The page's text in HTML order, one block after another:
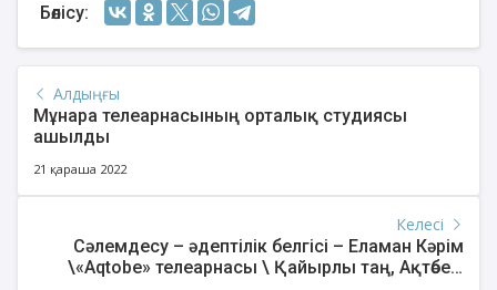
Бөлісу:
Алдыңғы
Мұнара телеарнасының орталық студиясы
ашылды
21 қараша 2022
Келесі
Сәлемдесу – әдептілік белгісі – Еламан Кәрім
\«Aqtobe» телеарнасы \ Қайырлы таң, Ақтөбе!»